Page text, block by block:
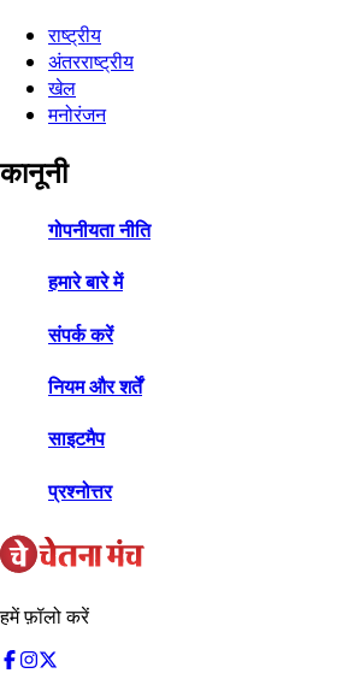
राष्ट्रीय
अंतरराष्ट्रीय
खेल
मनोरंजन
कानूनी
गोपनीयता नीति
हमारे बारे में
संपर्क करें
नियम और शर्तें
साइटमैप
प्रश्नोत्तर
हमें फ़ॉलो करें